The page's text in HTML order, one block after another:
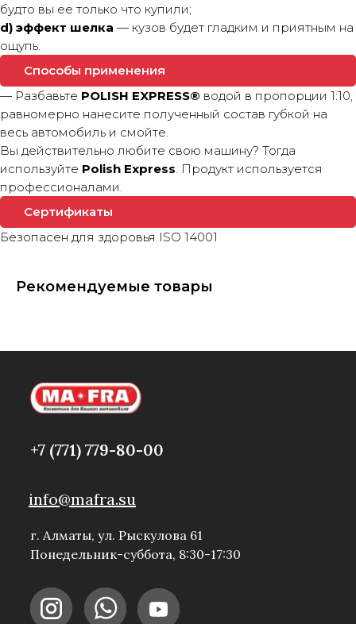
будто вы ее только что купили;
d) эффект шелка — кузов будет гладким и приятным на
ощупь.
Способы применения
— Разбавьте POLISH EXPRESS® водой в пропорции 1:10,
равномерно нанесите полученный состав губкой на
весь автомобиль и смойте.
Вы действительно любите свою машину? Тогда
используйте Polish Express. Продукт используется
профессионалами.
Сертификаты
Безопасен для здоровья ISO 14001
Рекомендуемые товары
+7 (771) 779-80-00
info@mafra.su
г. Алматы, ул. Рыскулова 61
Понедельник-суббота, 8:30-17:30